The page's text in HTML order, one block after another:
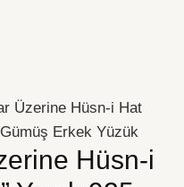
Üzerine Hüsn-i Hat
Gümüş Erkek Yüzük
Hüsn-i